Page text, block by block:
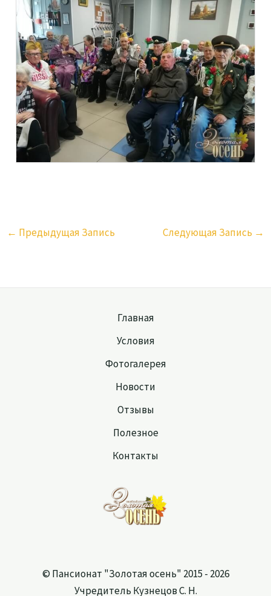
← Предыдущая Запись Следующая Запись →
Главная
Условия
Фотогалерея
Новости
Отзывы
Полезное
Контакты
© Пансионат "Золотая осень" 2015 - 2026
Учредитель Кузнецов С. Н.